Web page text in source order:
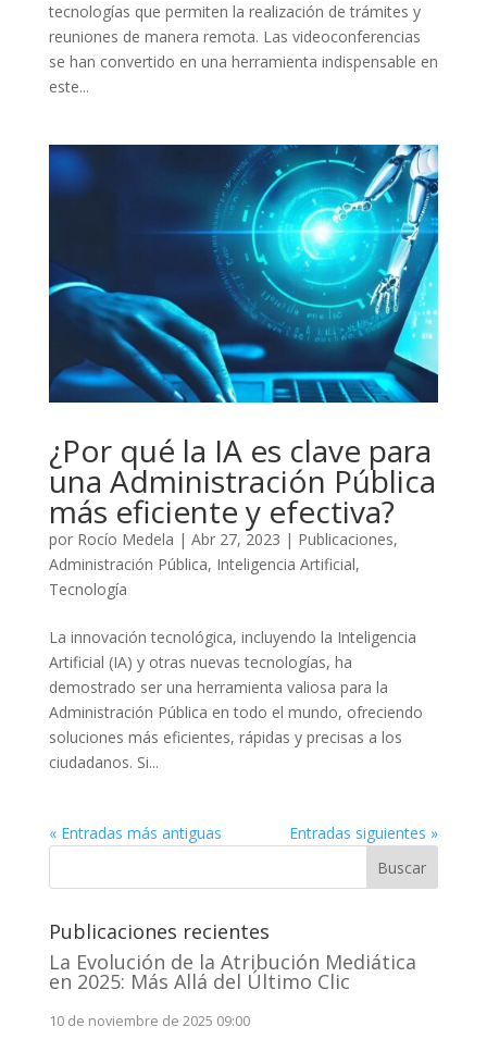
tecnologías que permiten la realización de trámites y
reuniones de manera remota. Las videoconferencias
se han convertido en una herramienta indispensable en
este...
¿Por qué la IA es clave para
una Administración Pública
más eficiente y efectiva?
por Rocío Medela | Abr 27, 2023 | Publicaciones,
Administración Pública, Inteligencia Artificial,
Tecnología
La innovación tecnológica, incluyendo la Inteligencia
Artificial (IA) y otras nuevas tecnologías, ha
demostrado ser una herramienta valiosa para la
Administración Pública en todo el mundo, ofreciendo
soluciones más eficientes, rápidas y precisas a los
ciudadanos. Si...
« Entradas más antiguas
Entradas siguientes »
Buscar
Publicaciones recientes
La Evolución de la Atribución Mediática
en 2025: Más Allá del Último Clic
10 de noviembre de 2025 09:00